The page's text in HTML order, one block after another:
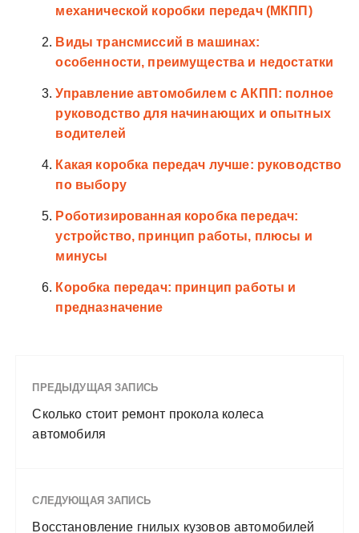
механической коробки передач (МКПП)
Виды трансмиссий в машинах:
особенности, преимущества и недостатки
Управление автомобилем с АКПП: полное
руководство для начинающих и опытных
водителей
Какая коробка передач лучше: руководство
по выбору
Роботизированная коробка передач:
устройство, принцип работы, плюсы и
минусы
Коробка передач: принцип работы и
предназначение
ПРЕДЫДУЩАЯ ЗАПИСЬ
Сколько стоит ремонт прокола колеса
автомобиля
СЛЕДУЮЩАЯ ЗАПИСЬ
Восстановление гнилых кузовов автомобилей